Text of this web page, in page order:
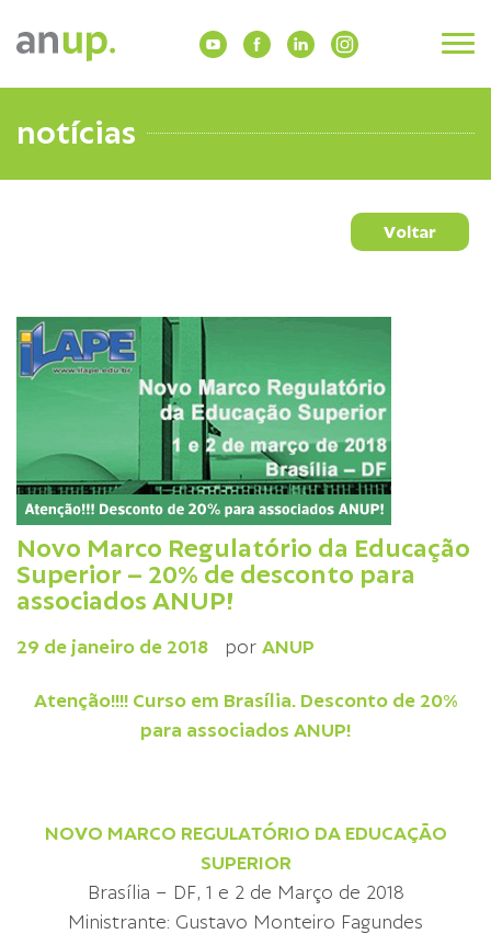
notícias
Voltar
Novo Marco Regulatório da Educação
Superior – 20% de desconto para
associados ANUP!
29 de janeiro de 2018 por ANUP
Atenção!!!! Curso em Brasília. Desconto de 20%
para associados ANUP!
NOVO MARCO REGULATÓRIO DA EDUCAÇÃO
SUPERIOR
Brasília – DF, 1 e 2 de Março de 2018
Ministrante: Gustavo Monteiro Fagundes